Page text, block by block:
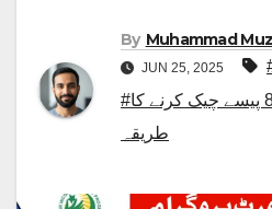
By Muhammad
JUN 25, 2025
#احساس پروگرام 8171 پیسے چیک کرنے کا
طریقہ